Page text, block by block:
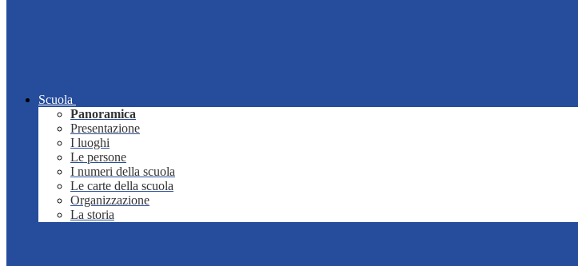
Scuola
Panoramica
Presentazione
I luoghi
Le persone
I numeri della scuola
Le carte della scuola
Organizzazione
La storia